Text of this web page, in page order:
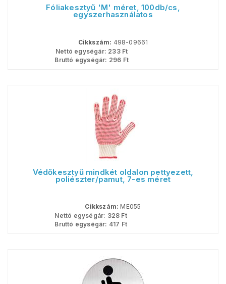
Fóliakesztyű 'M' méret, 100db/cs,
egyszerhasználatos
Cikkszám: 498-09661
Nettó egységár: 233Ft
Bruttó egységár: 296 Ft
Védőkesztyű mindkét oldalon pettyezett,
poliészter/pamut, 7-es méret
Cikkszám: ME055
Nettó egységár: 328 Ft
Bruttó egységár: 417 Ft